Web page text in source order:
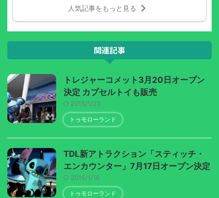
人気記事をもっと見る
関連記事
トレジャーコメット3月20日オープン
決定 カプセルトイも販売
2015/1/23
トゥモローランド
TDL新アトラクション「スティッチ・
エンカウンター」7月17日オープン決定
2015/1/16
トゥモローランド